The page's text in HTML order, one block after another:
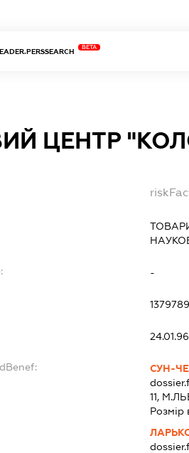
BETA
ЦЕНТР
-
24.01.96
СУН-
11,
Розмір